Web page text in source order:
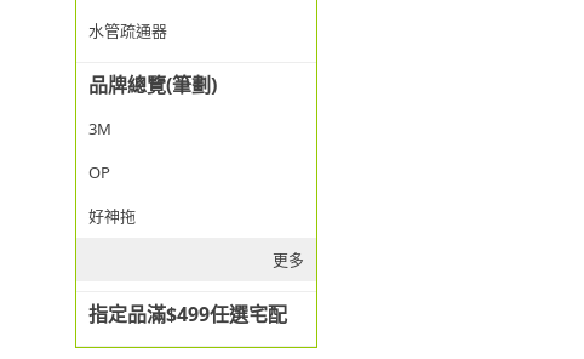
水管疏通器
品牌總覽(筆劃)
3M
OP
好神拖
更多
指定品滿$499任選宅配